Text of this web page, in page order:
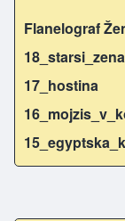
Flanelograf
18_starsi_zena
17_hostina